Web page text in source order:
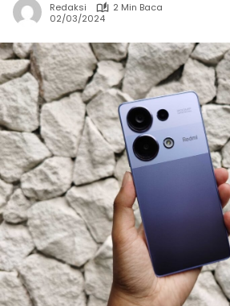
Redaksi
2 Min Baca
02/03/2024